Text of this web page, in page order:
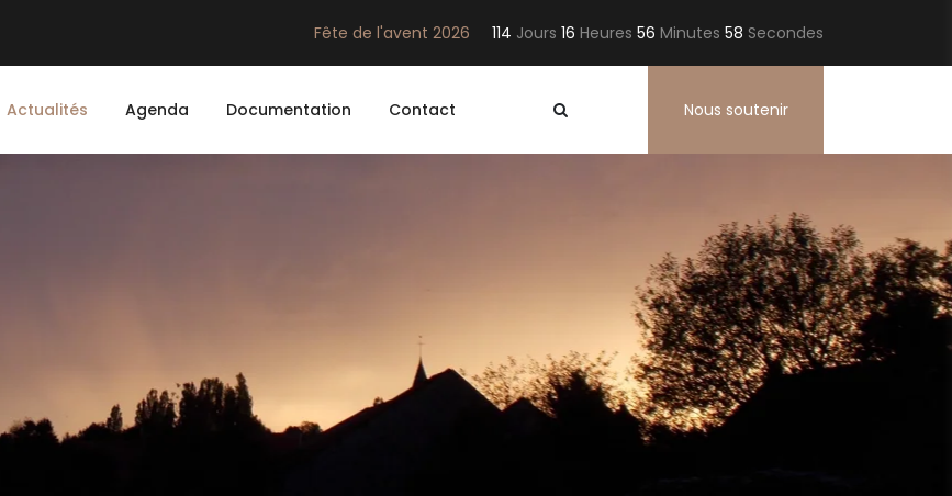
Fête de l'avent 2026 114 Jours 16 Heures 56 Minutes 57 Secondes
Actualités Agenda Documentation Contact Nous soutenir